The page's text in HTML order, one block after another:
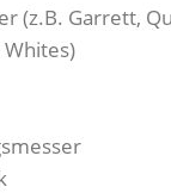
(z.B. Garrett,